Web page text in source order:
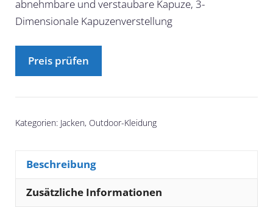
abnehmbare und verstaubare Kapuze, 3-
Dimensionale Kapuzenverstellung
Preis prüfen
Kategorien: Jacken, Outdoor-Kleidung
Beschreibung
Zusätzliche Informationen